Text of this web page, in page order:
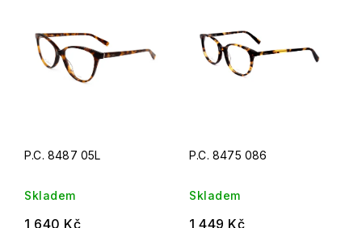
Abecedně
P.C. 8487 05L
Skladem
1 640 Kč
P.C. 8475 086
Skladem
1 449 Kč